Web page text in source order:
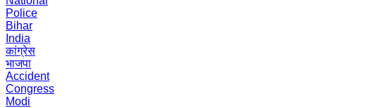
Police
Bihar
India
कांग्रेस
भाजपा
Accident
Congress
Modi